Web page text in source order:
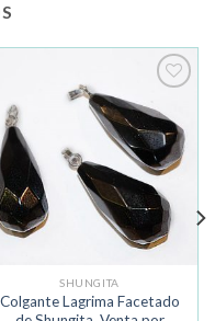
Añadir
a la
lista de
deseos
SHUNGITA
Colgante Lagrima Facetado